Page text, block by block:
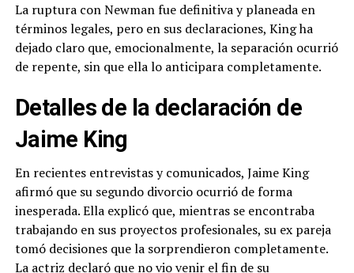
La ruptura con Newman fue definitiva y planeada en
términos legales, pero en sus declaraciones, King ha
dejado claro que, emocionalmente, la separación ocurrió
de repente, sin que ella lo anticipara completamente.
Detalles de la declaración de
Jaime King
En recientes entrevistas y comunicados, Jaime King
afirmó que su segundo divorcio ocurrió de forma
inesperada. Ella explicó que, mientras se encontraba
trabajando en sus proyectos profesionales, su ex pareja
tomó decisiones que la sorprendieron completamente.
La actriz declaró que no vio venir el fin de su